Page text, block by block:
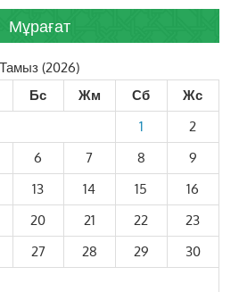
Мұрағат
Тамыз (2026)
Бс Жм Сб
Жс
1
2
6 7 8
9
13 14 15
16
20 21 22
23
27 28 29
30